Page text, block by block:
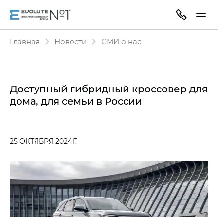
Главная Новости СМИ о нас
Доступный гибридный кроссовер для
дома, для семьи в России
25 ОКТЯБРЯ 2024 Г.